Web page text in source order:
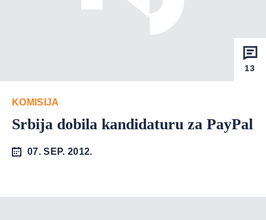
13
KOMISIJA
Srbija dobila kandidaturu za PayPal
07. SEP. 2012.